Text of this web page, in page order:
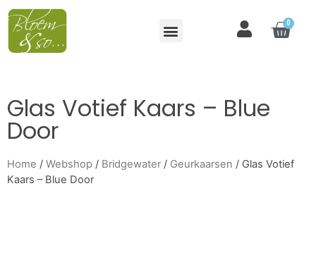
0
Glas Votief Kaars – Blue
Door
Home / Webshop / Bridgewater / Geurkaarsen / Glas Votief
Kaars – Blue Door